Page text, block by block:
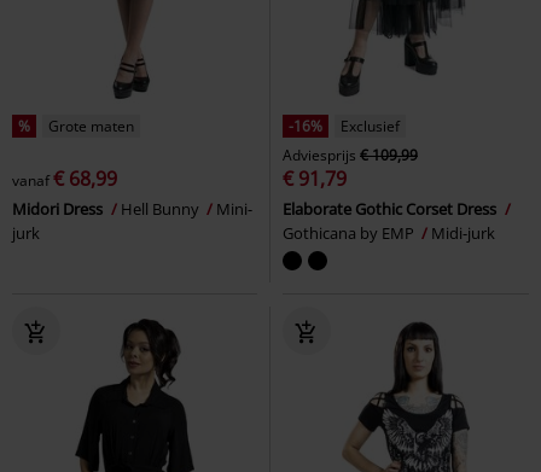
% Grote maten
vanaf€ 68,99
Midori Dress Hell Bunny
Mini-
jurk
-16%
Exclusief
Adviesprijs € 109,99
€ 91,79
Elaborate Gothic Corset Dress
Gothicana by EMP
Midi-jurk